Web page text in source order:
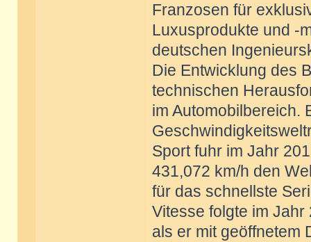
Franzosen für
Luxusprodukte und -
deutschen
Die Entwicklung des
technischen
im Automobilbereich.
Sport fuhr im Jahr
431,072 km/h den
für das schnellste
Vitesse folgte im Jahr
als er mit geöffnetem